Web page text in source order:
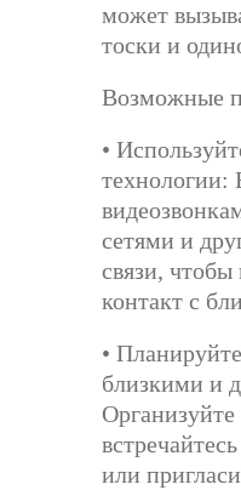
может
тоски и
Возможные
•
технологии:
сетями и
связи, чтобы
контакт с
•
близкими и
или